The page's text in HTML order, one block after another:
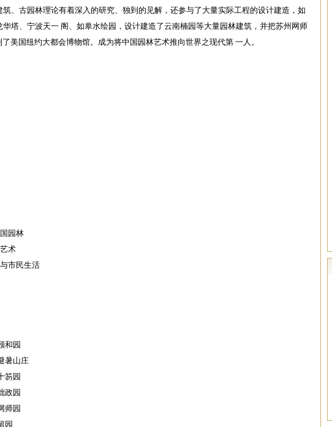
、古园林理论有着深入的研究、独到的见解，还参与了大量实际工程的设计建造，如
塔、宁波天一 阁、如皋水绘园，设计建造了云南楠园等大量园林建筑，并把苏州网师
美国纽约大都会博物馆。成为将中国园林艺术推向世界之现代第 一人。
园林
术
市民生活
和园
暑山庄
笏园
政园
师园
园